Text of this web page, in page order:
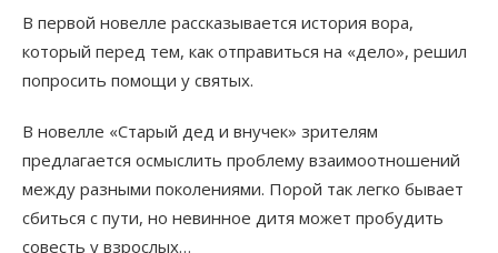
В первой новелле рассказывается история вора,
который перед тем, как отправиться на «дело», решил
попросить помощи у святых.
В новелле «Старый дед и внучек» зрителям
предлагается осмыслить проблему взаимоотношений
между разными поколениями. Порой так легко бывает
сбиться с пути, но невинное дитя может пробудить
совесть у взрослых…